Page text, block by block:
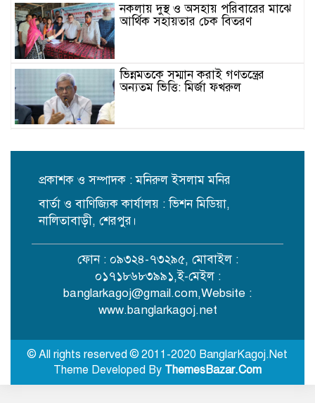
নকলায় দুস্থ ও অসহায় পরিবারের মাঝে
আর্থিক সহায়তার চেক বিতরণ
ভিন্নমতকে সম্মান করাই গণতন্ত্রের
অন্যতম ভিত্তি: মির্জা ফখরুল
ক্রিয়েটর রিপন মিয়া গ্রেপ্তার
নকলায় সিএনজি-ভটভটি সংঘর্ষে শিশু
নিহত, আহত ৫
আলোকবিন্দু স্বেচ্ছাসেবী সংগঠনের
তৃতীয় বর্ষে পদার্পণ
স্বর্ণ কেনার চেষ্টা, হাতেনাতে ধরা
প্রকাশক ও সম্পাদক : মনিরুল ইসলাম মনির
বার্তা ও বাণিজ্যিক কার্যালয় : ভিশন মিডিয়া,
নালিতাবাড়ী, শেরপুর।
ফোন : ০৯৩২৪-৭৩২৯৫, মোবাইল :
০১৭১৮৬৮৩৯৯১,ই-মেইল :
banglarkagoj@gmail.com,Website :
www.banglarkagoj.net
© All rights reserved © 2011-2020 BanglarKagoj.Net
Theme Developed By ThemesBazar.Com